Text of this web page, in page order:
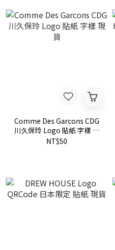
Comme Des Garcons CDG
川久保玲 Logo 貼紙 字樣 現
貨
NT$50